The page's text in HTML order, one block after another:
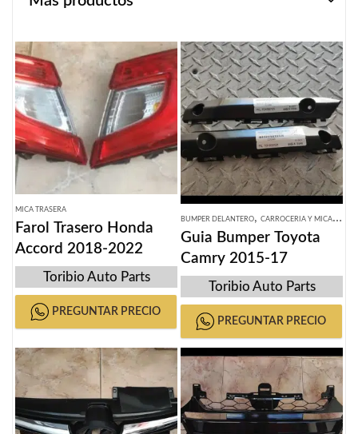
MICA TRASERA
Farol Trasero Honda
Accord 2018-2022
Toribio Auto Parts
PREGUNTAR PRECIO
BUMPER DELANTERO, CARROCERIA Y MICAS ,
Guia Bumper Toyota
Camry 2015-17
Toribio Auto Parts
PREGUNTAR PRECIO